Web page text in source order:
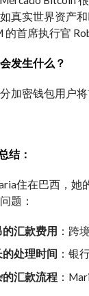
真实世界资产
的首席执行官
发生什么？
加密钱包用户
结：
住在巴西，她
题：
汇款费用 ：跨
的处理时间 ：银
的汇款流程 ：